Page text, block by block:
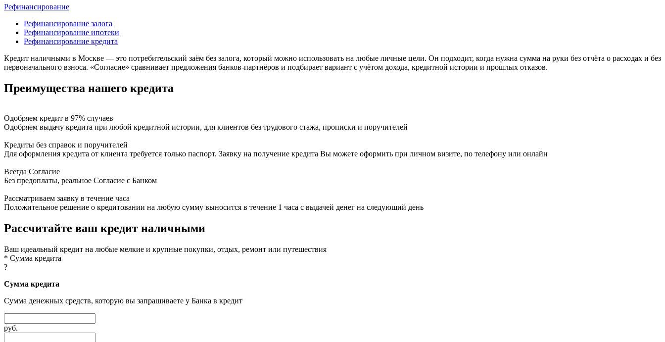
Рефинансирование
Рефинансирование залога
Рефинансирование ипотеки
Рефинансирование кредита
Кредит наличными в Москве — это потребительский заём без залога, который можно использовать на любые личные цели. Он подходит, когда нужна сумма на руки без отчёта о расходах и без
первоначального взноса. «Согласие» сравнивает предложения банков-партнёров и подбирает вариант с учётом дохода, кредитной истории и прошлых отказов.
Преимущества нашего кредита
Одобряем кредит в 97% случаев
Одобряем выдачу кредита при любой кредитной истории, для клиентов без трудового стажа, прописки и поручителей
Кредиты без справок и поручителей
Для оформления кредита от клиента требуется только паспорт. Заявку на получение кредита Вы можете оформить при личном визите, по телефону или онлайн
Всегда Согласие
Без предоплаты, реальное Согласие с Банком
Рассматриваем заявку в течение часа
Положительное решение о кредитовании на любую сумму выносится в течение 1 часа с выдачей денег на следующий день
Рассчитайте ваш кредит наличными
Ваш идеальный кредит на любые мелкие и крупные покупки, отдых, ремонт или путешествия
* Сумма кредита
?
Сумма кредита
Сумма денежных средств, которую вы запрашиваете у Банка в кредит
руб.